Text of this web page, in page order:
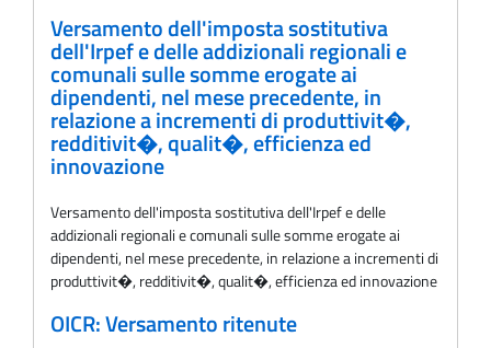
Versamento dell'imposta sostitutiva
dell'Irpef e delle addizionali regionali e
comunali sulle somme erogate ai
dipendenti, nel mese precedente, in
relazione a incrementi di produttivit�,
redditivit�, qualit�, efficienza ed
innovazione
Versamento dell'imposta sostitutiva dell'Irpef e delle
addizionali regionali e comunali sulle somme erogate ai
dipendenti, nel mese precedente, in relazione a incrementi di
produttivit�, redditivit�, qualit�, efficienza ed innovazione
OICR: Versamento ritenute